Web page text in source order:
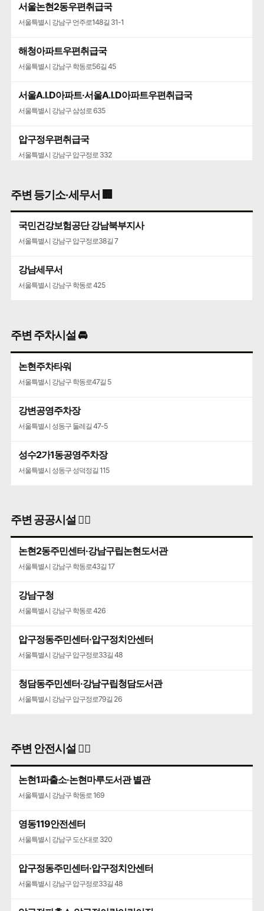
서울논현2동우편취급국
서울특별시 강남구 언주로148길 31-1
해청아파트우편취급국
서울특별시 강남구 학동로56길 45
서울A.I.D아파트·서울A.I.D아파트우편취급국
서울특별시 강남구 삼성로 635
압구정우편취급국
서울특별시 강남구 압구정로 332
서울특별시 강남구 학동로101길 26
청담청하우편취급국
서울특별시 강남구 도산대로 507
주변 등기소·세무서 🏢
국민건강보험공단 강남북부지사
서울특별시 강남구 압구정로38길 7
강남세무서
서울특별시 강남구 학동로 425
주변 주차시설 🚘
논현주차타워
서울특별시 강남구 학동로47길 5
강변공영주차장
서울특별시 성동구 둘레길 47-5
성수2가1동공영주차장
서울특별시 성동구 성덕정길 115
주변 공공시설 👨‍✈️
논현2동주민센터·강남구립논현도서관
서울특별시 강남구 학동로43길 17
강남구청
서울특별시 강남구 학동로 426
압구정동주민센터·압구정치안센터
서울특별시 강남구 압구정로33길 48
청담동주민센터·강남구립청담도서관
서울특별시 강남구 압구정로79길 26
주변 안전시설 👮‍♀️
논현1파출소·논현마루도서관 별관
서울특별시 강남구 학동로 169
영동119안전센터
서울특별시 강남구 도산대로 320
압구정동주민센터·압구정치안센터
서울특별시 강남구 압구정로33길 48